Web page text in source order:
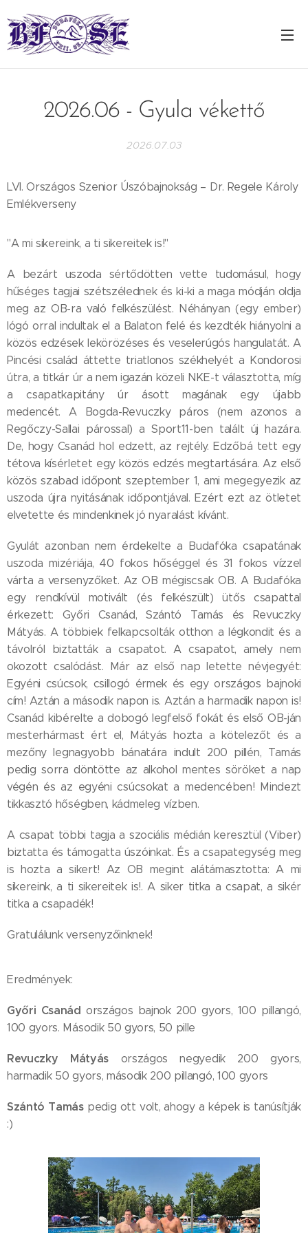
2026.06 - Gyula vékettő
2026.07.03
LVI. Országos Szenior Úszóbajnokság – Dr. Regele Károly
Emlékverseny
"A mi sikereink, a ti sikereitek is!"
A bezárt uszoda sértődötten vette tudomásul, hogy
hűséges tagjai szétszélednek és ki-ki a maga módján oldja
meg az OB-ra való felkészülést. Néhányan (egy ember)
lógó orral indultak el a Balaton felé és kezdték hiányolni a
közös edzések lekörözéses és veselerúgós hangulatát. A
Pincési család áttette triatlonos székhelyét a Kondorosi
útra, a titkár úr a nem igazán közeli NKE-t választotta, míg
a csapatkapitány úr ásott magának egy újabb
medencét. A Bogda-Revuczky páros (nem azonos a
Regőczy-Sallai párossal) a Sport11-ben talált új hazára.
De, hogy Csanád hol edzett, az rejtély. Edzőbá tett egy
tétova kísérletet egy közös edzés megtartására. Az első
közös szabad időpont szeptember 1, ami megegyezik az
uszoda újra nyitásának időpontjával. Ezért ezt az ötletet
elvetette és mindenkinek jó nyaralást kívánt.
Gyulát azonban nem érdekelte a Budafóka csapatának
uszoda mizériája, 40 fokos hőséggel és 31 fokos vízzel
várta a versenyzőket. Az OB mégiscsak OB. A Budafóka
egy rendkívül motivált (és felkészült) ütős csapattal
érkezett: Győri Csanád, Szántó Tamás és Revuczky
Mátyás. A többiek felkapcsolták otthon a légkondit és a
távolról biztatták a csapatot. A csapatot, amely nem
okozott csalódást. Már az első nap letette névjegyét:
Egyéni csúcsok, csillogó érmek és egy országos bajnoki
cím! Aztán a második napon is. Aztán a harmadik napon is!
Csanád kibérelte a dobogó legfelső fokát és első OB-ján
mesterhármast ért el, Mátyás hozta a kötelezőt és a
mezőny legnagyobb bánatára indult 200 pillén, Tamás
pedig sorra döntötte az alkohol mentes söröket a nap
végén és az egyéni csúcsokat a medencében! Mindezt
tikkasztó hőségben, kádmeleg vízben.
A csapat többi tagja a szociális médián keresztül (Viber)
biztatta és támogatta úszóinkat. És a csapategység meg
is hozta a sikert! Az OB megint alátámasztotta: A mi
sikereink, a ti sikereitek is!. A siker titka a csapat, a sikér
titka a csapadék!
Gratulálunk versenyzőinknek!
Eredmények:
Győri Csanád országos bajnok 200 gyors, 100 pillangó,
100 gyors. Második 50 gyors, 50 pille
Revuczky Mátyás országos negyedik 200 gyors,
harmadik 50 gyors, második 200 pillangó, 100 gyors
Szántó Tamáspedig ott volt, ahogy a képek is tanúsítják
:)